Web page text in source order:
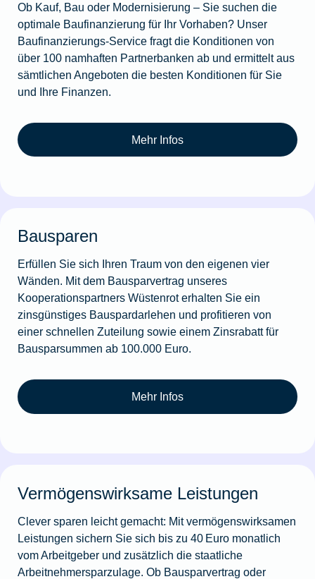
Ob Kauf, Bau oder Modernisierung – Sie suchen die
optimale Baufinanzierung für Ihr Vorhaben? Unser
Baufinanzierungs-Service fragt die Konditionen von
über 100 namhaften Partnerbanken ab und ermittelt aus
sämtlichen Angeboten die besten Konditionen für Sie
und Ihre Finanzen.
Mehr Infos
Bausparen
Erfüllen Sie sich Ihren Traum von den eigenen vier
Wänden. Mit dem Bausparvertrag unseres
Kooperationspartners Wüstenrot erhalten Sie ein
zinsgünstiges Bauspardarlehen und profitieren von
einer schnellen Zuteilung sowie einem Zinsrabatt für
Bausparsummen ab 100.000 Euro.
Mehr Infos
Vermögenswirksame Leistungen
Clever sparen leicht gemacht: Mit vermögenswirksamen
Leistungen sichern Sie sich bis zu 40 Euro monatlich
vom Arbeitgeber und zusätzlich die staatliche
Arbeitnehmersparzulage. Ob Bausparvertrag oder